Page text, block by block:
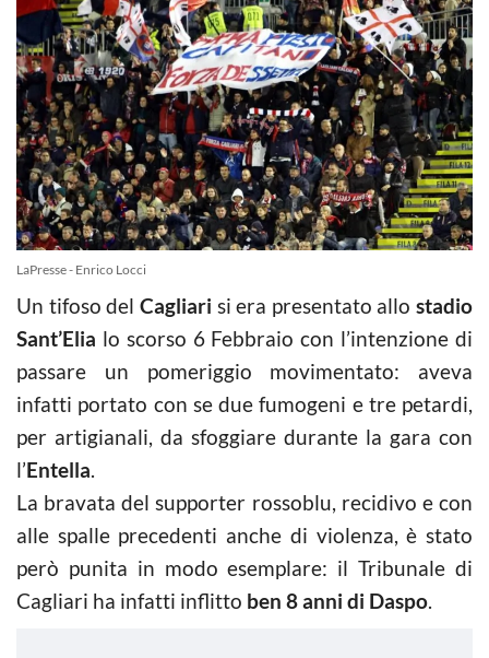
LaPresse - Enrico Locci
Un tifoso del Cagliari si era presentato allo stadio
Sant’Elia lo scorso 6 Febbraio con l’intenzione di
passare un pomeriggio movimentato: aveva
infatti portato con se due fumogeni e tre petardi,
per artigianali, da sfoggiare durante la gara con
l’Entella.
La bravata del supporter rossoblu, recidivo e con
alle spalle precedenti anche di violenza, è stato
però punita in modo esemplare: il Tribunale di
Cagliari ha infatti inflitto ben 8 anni di Daspo.